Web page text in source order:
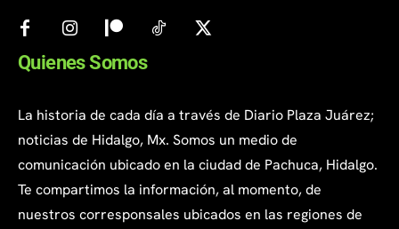
Quienes Somos
La historia de cada día a través de Diario Plaza Juárez;
noticias de Hidalgo, Mx. Somos un medio de
comunicación ubicado en la ciudad de Pachuca, Hidalgo.
Te compartimos la información, al momento, de
nuestros corresponsales ubicados en las regiones de